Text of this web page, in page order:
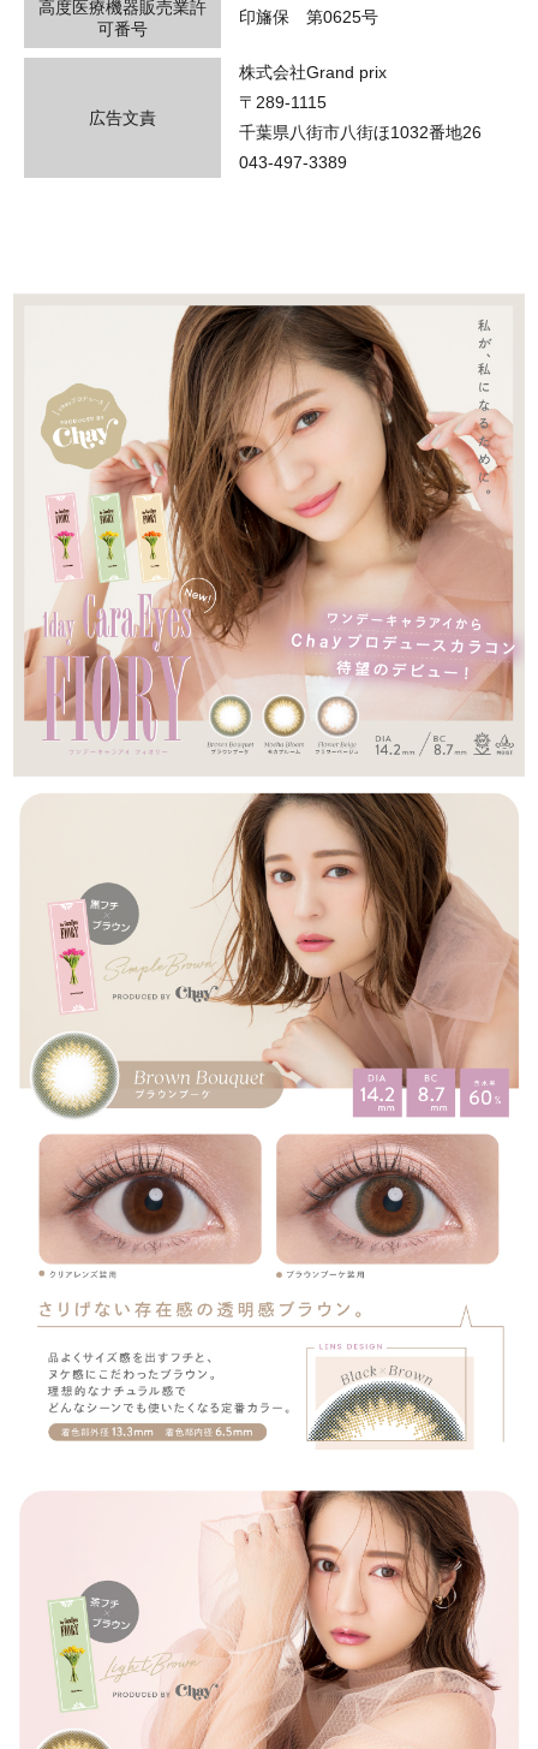
高度医療機器販売業許
可番号
印旛保 第0625号
広告文責
株式会社Grand prix
〒289-1115
千葉県八街市八街ほ1032番地26
043-497-3389